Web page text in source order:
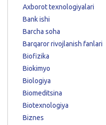
Axborot texnologiyalari
Bank ishi
Barcha soha
Barqaror rivojlanish fanlari
Biofizika
Biokimyo
Biologiya
Biomeditsina
Biotexnologiya
Biznes